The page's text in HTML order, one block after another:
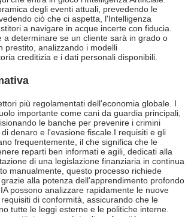
degli eventi attuali, prevedendo le
ciò che ci aspetta, l'Intelligenza
a navigare in acque incerte con fiducia.
a determinare se un cliente sarà in grado o
prestito, analizzando i modelli
creditizia e i dati personali disponibili.
più regolamentati dell'economia globale. I
importante come cani da guardia principali,
le banche per prevenire i crimini
denaro e l'evasione fiscale. I requisiti e gli
frequentemente, il che significa che le
reparti ben informati e agili, dedicati alla
di una legislazione finanziaria in continua
manualmente, questo processo richiede
alla potenza dell'apprendimento profondo
possono analizzare rapidamente le nuove
di conformità, assicurando che le
tutte le leggi esterne e le politiche interne.